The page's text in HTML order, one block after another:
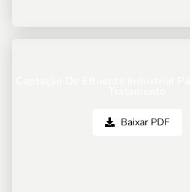
Baixar PDF